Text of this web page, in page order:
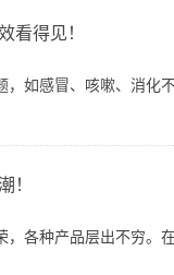
看得见！
如感冒、咳嗽、消
各种产品层出不穷